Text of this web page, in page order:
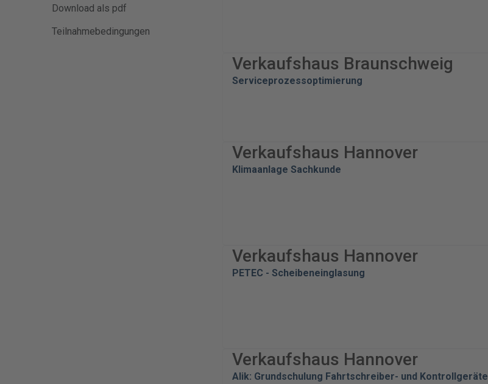
Download als pdf
Teilnahmebedingungen
Verkaufshaus Braunschweig
Serviceprozessoptimierung
Verkaufshaus Hannover
Klimaanlage Sachkunde
Verkaufshaus Hannover
PETEC - Scheibeneinglasung
Verkaufshaus Hannover
Alik: Grundschulung Fahrtschreiber- und Kontrollgeräte